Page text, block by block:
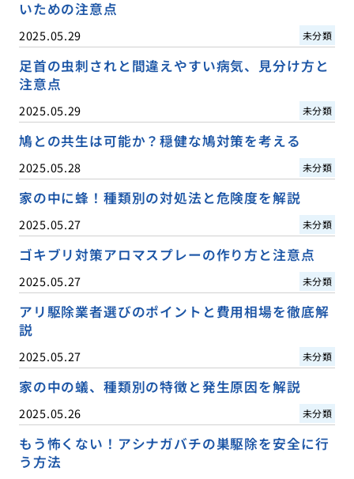
いための注意点
2025.05.29 未分類
足首の虫刺されと間違えやすい病気、見分け方と
注意点
2025.05.29 未分類
鳩との共生は可能か？穏健な鳩対策を考える
2025.05.28 未分類
家の中に蜂！種類別の対処法と危険度を解説
2025.05.27 未分類
ゴキブリ対策アロマスプレーの作り方と注意点
2025.05.27 未分類
アリ駆除業者選びのポイントと費用相場を徹底解
説
2025.05.27 未分類
家の中の蟻、種類別の特徴と発生原因を解説
2025.05.26 未分類
もう怖くない！アシナガバチの巣駆除を安全に行
う方法